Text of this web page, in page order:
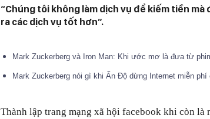
“Chúng tôi không làm dịch vụ để kiếm tiền
ra các dịch vụ tốt hơn”.
Mark Zuckerberg và Iron Man: Khi ước mơ là đưa từ
Mark Zuckerberg nói gì khi Ấn Độ dừng Internet miễn phí
Thành lập trang mạng xã hội facebook khi còn